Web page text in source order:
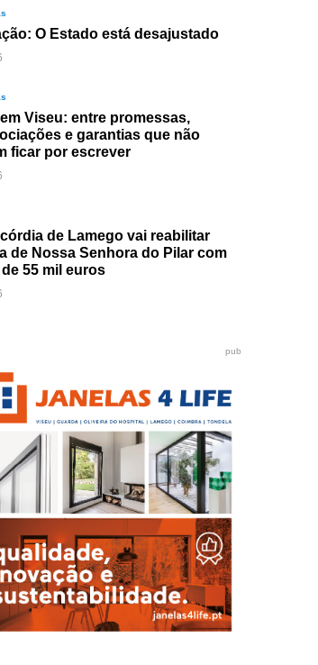
O Estado está desajustado
Viseu: entre promessas,
e garantias que não
ficar por escrever
de Lamego vai reabilitar
de Nossa Senhora do Pilar com
55 mil euros
pub